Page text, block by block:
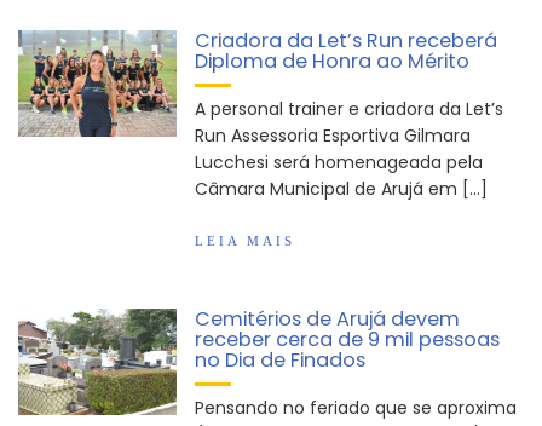
Criadora da Let’s Run receberá
Diploma de Honra ao Mérito
A personal trainer e criadora da Let’s
Run Assessoria Esportiva Gilmara
Lucchesi será homenageada pela
Câmara Municipal de Arujá em […]
LEIA MAIS
Cemitérios de Arujá devem
receber cerca de 9 mil pessoas
no Dia de Finados
Pensando no feriado que se aproxima